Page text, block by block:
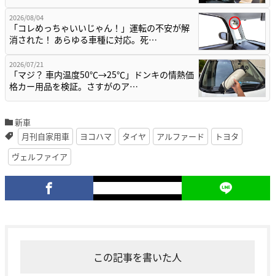
2026/08/04
「コレめっちゃいいじゃん！」運転の不安が解
消された！ あらゆる車種に対応。死…
2026/07/21
「マジ？ 車内温度50℃→25℃」ドンキの情熱価
格カー用品を検証。さすがのア…
新車
月刊自家用車
ヨコハマ タイヤ アルファード
トヨタ
ヴェルファイア
この記事を書いた人